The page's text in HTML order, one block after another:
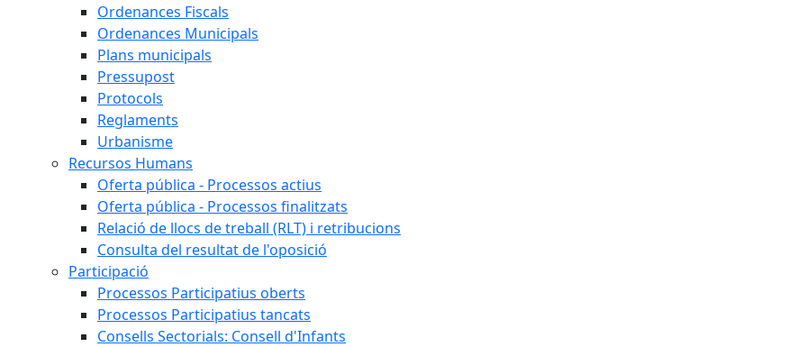
Ordenances Fiscals
Ordenances Municipals
Plans municipals
Pressupost
Protocols
Reglaments
Urbanisme
Recursos Humans
Oferta pública - Processos actius
Oferta pública - Processos finalitzats
Relació de llocs de treball (RLT) i retribucions
Consulta del resultat de l'oposició
Participació
Processos Participatius oberts
Processos Participatius tancats
Consells Sectorials: Consell d'Infants